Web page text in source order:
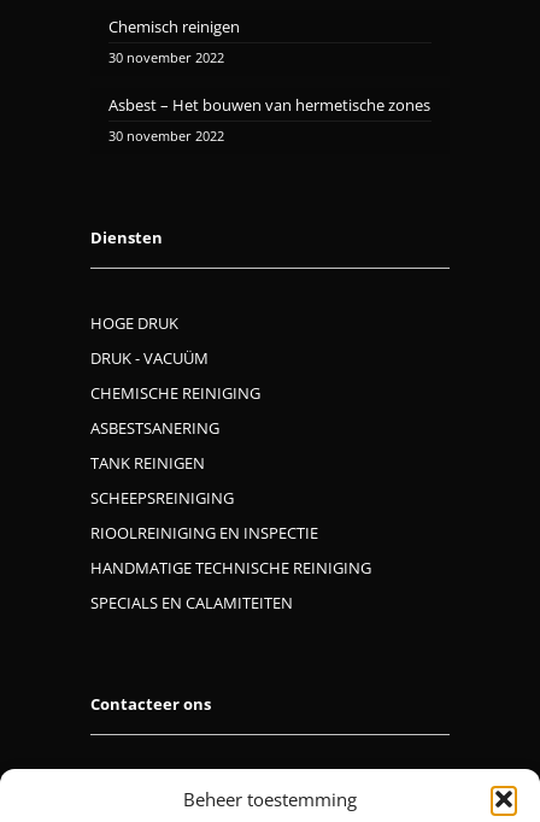
Beheer toestemming
Chemisch reinigen
30 november 2022
Asbest – Het bouwen van hermetische zones
30 november 2022
Diensten
HOGE DRUK
DRUK - VACUÜM
CHEMISCHE REINIGING
ASBESTSANERING
TANK REINIGEN
SCHEEPSREINIGING
RIOOLREINIGING EN INSPECTIE
HANDMATIGE TECHNISCHE REINIGING
SPECIALS EN CALAMITEITEN
Contacteer ons
Plaslaar 48, 2500 Lier